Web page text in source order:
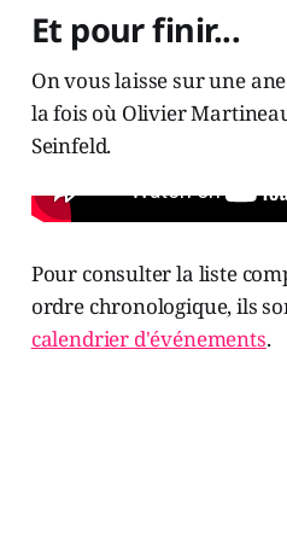
Et pour finir...
On vous laisse sur une
la fois où Olivier
Seinfeld.
Pour consulter la liste
ordre chronologique, ils
calendrier d'événements.